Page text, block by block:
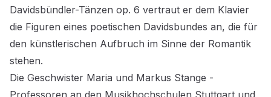
Davidsbündler-Tänzen op. 6 vertraut er dem Klavier
die Figuren eines poetischen Davidsbundes an, die für
den künstlerischen Aufbruch im Sinne der Romantik
stehen.
Die Geschwister Maria und Markus Stange -